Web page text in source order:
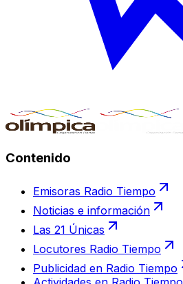
Contenido
Emisoras Radio Tiempo
Noticias e información
Las 21 Únicas
Locutores Radio Tiempo
Publicidad en Radio Tiempo